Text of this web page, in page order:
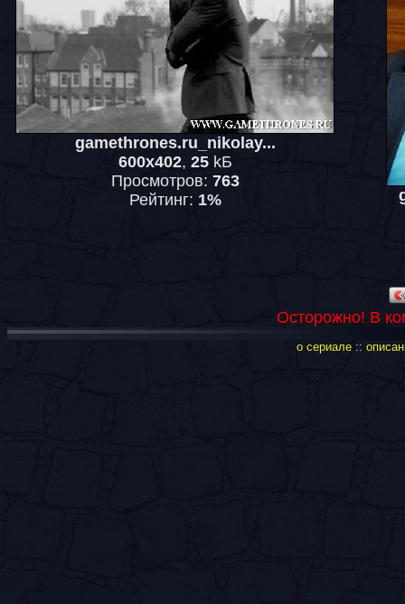
gamethrones.ru_nikolay...
600x402, 25kБ
Просмотров: 763
Рейтинг: 1%
Осторожно! В
о сериале ::